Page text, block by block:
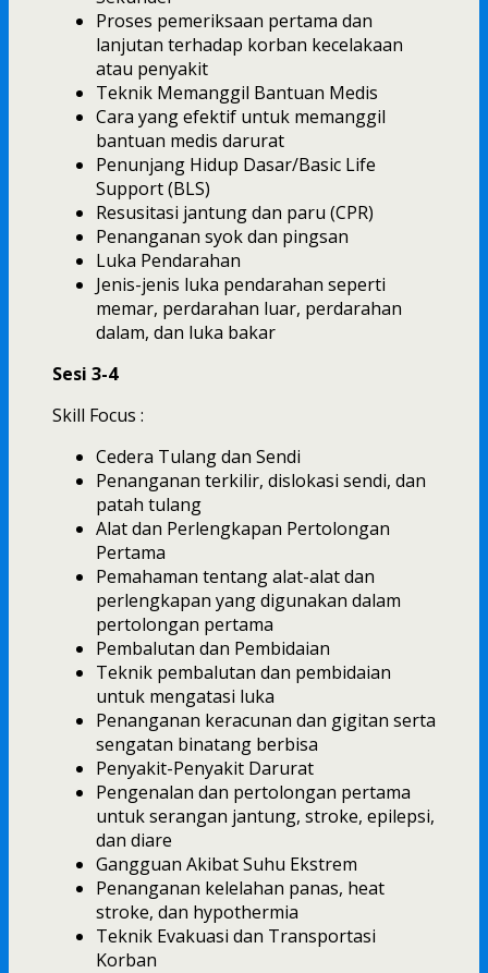
Proses pemeriksaan pertama dan
lanjutan terhadap korban kecelakaan
atau penyakit
Teknik Memanggil Bantuan Medis
Cara yang efektif untuk memanggil
bantuan medis darurat
Penunjang Hidup Dasar/Basic Life
Support (BLS)
Resusitasi jantung dan paru (CPR)
Penanganan syok dan pingsan
Luka Pendarahan
Jenis-jenis luka pendarahan seperti
memar, perdarahan luar, perdarahan
dalam, dan luka bakar
Sesi 3-4
Skill Focus :
Cedera Tulang dan Sendi
Penanganan terkilir, dislokasi sendi, dan
patah tulang
Alat dan Perlengkapan Pertolongan
Pertama
Pemahaman tentang alat-alat dan
perlengkapan yang digunakan dalam
pertolongan pertama
Pembalutan dan Pembidaian
Teknik pembalutan dan pembidaian
untuk mengatasi luka
Penanganan keracunan dan gigitan serta
sengatan binatang berbisa
Penyakit-Penyakit Darurat
Pengenalan dan pertolongan pertama
untuk serangan jantung, stroke, epilepsi,
dan diare
Gangguan Akibat Suhu Ekstrem
Penanganan kelelahan panas, heat
stroke, dan hypothermia
Teknik Evakuasi dan Transportasi
Korban